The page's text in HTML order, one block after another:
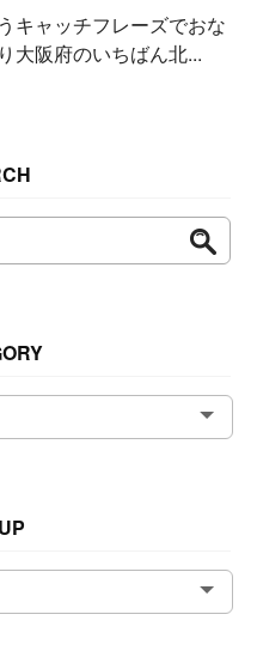
キャッチフレーズでおな
大阪府のいちばん北...